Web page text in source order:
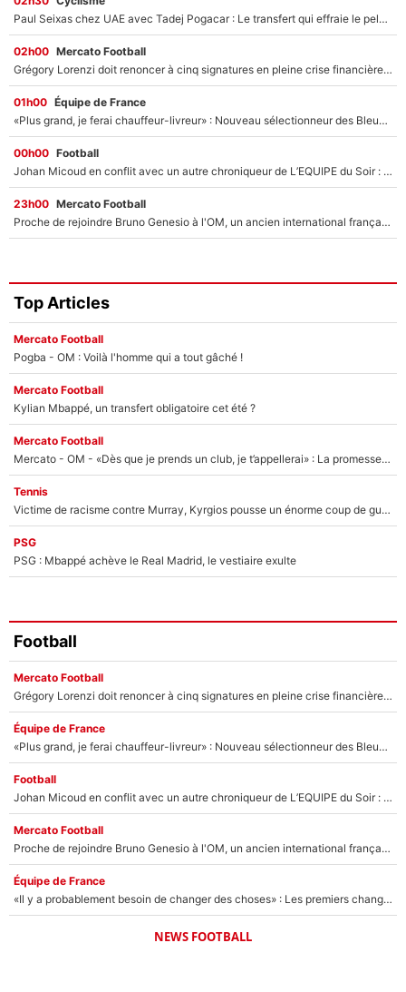
Paul Seixas chez UAE avec Tadej Pogacar : Le transfert qui effraie le peloton, «c’est la pire des choses qui puisse arriver»
02h00 Mercato Football
Grégory Lorenzi doit renoncer à cinq signatures en pleine crise financière : L’IA propose sept noms à l’OM pour un mercato réussi... à seulement 5M€ !
01h00 Équipe de France
«Plus grand, je ferai chauffeur-livreur» : Nouveau sélectionneur des Bleus, Zinédine Zidane s’était imaginé un avenir très différent lorsqu'il était enfant
00h00 Football
Johan Micoud en conflit avec un autre chroniqueur de L’EQUIPE du Soir : «Pendant un moment, je ne les ai pas remis ensemble dans l'émission»
23h00 Mercato Football
Proche de rejoindre Bruno Genesio à l'OM, un ancien international français va finalement débarquer... sur RMC !
Top Articles
Mercato Football
Pogba - OM : Voilà l'homme qui a tout gâché !
Mercato Football
Kylian Mbappé, un transfert obligatoire cet été ?
Mercato Football
Mercato - OM - «Dès que je prends un club, je t’appellerai» : La promesse de Marcelino au moment de claquer la porte
Tennis
Victime de racisme contre Murray, Kyrgios pousse un énorme coup de gueule !
PSG
PSG : Mbappé achève le Real Madrid, le vestiaire exulte
Football
Mercato Football
Grégory Lorenzi doit renoncer à cinq signatures en pleine crise financière : L’IA propose sept noms à l’OM pour un mercato réussi... à seulement 5M€ !
Équipe de France
«Plus grand, je ferai chauffeur-livreur» : Nouveau sélectionneur des Bleus, Zinédine Zidane s’était imaginé un avenir très différent lorsqu'il était enfant
Football
Johan Micoud en conflit avec un autre chroniqueur de L’EQUIPE du Soir : «Pendant un moment, je ne les ai pas remis ensemble dans l'émission»
Mercato Football
Proche de rejoindre Bruno Genesio à l'OM, un ancien international français va finalement débarquer... sur RMC !
Équipe de France
«Il y a probablement besoin de changer des choses» : Les premiers changements de Zinedine Zidane en équipe de France sont révélés ?
NEWS FOOTBALL